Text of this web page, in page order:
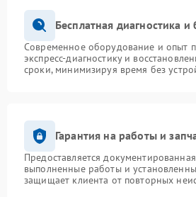
Бесплатная диагностика
Современное оборудование и опыт
экспресс-диагностику и
сроки, минимизируя время без
Гарантия на работы и
Предоставляется
выполненные работы и
защищает клиента от повторных